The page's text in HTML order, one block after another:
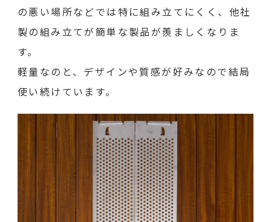
の悪い場所などでは特に組み立てにくく、他社
製の組み立てが簡単な製品が羨ましくなりま
す。
軽量なのと、デザインや質感が好みなので結局
使い続けています。